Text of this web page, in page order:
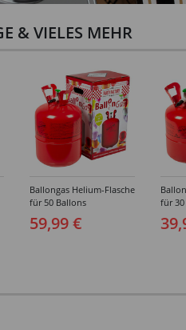
& VIELES MEHR
Ballongas Helium-Flasche
für 50 Ballons
59,99 €
für